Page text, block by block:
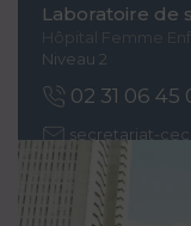
Laboratoire de
Niveau 2
02 31 06 45
secretariat-